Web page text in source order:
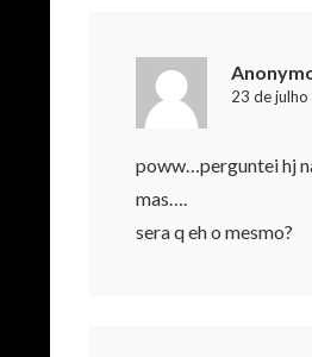
23 de
poww…perguntei hj
mas….
sera q eh o mesmo?